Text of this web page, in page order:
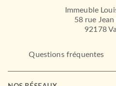
Immeuble
58 rue Jean
92178
Questions fréquentes